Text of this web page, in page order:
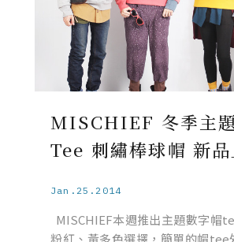
MISCHIEF 冬季主
Tee 刺繡棒球帽 新
Jan.25.2014
MISCHIEF本週推出主題數字帽
粉紅、黃多色選擇，簡單的帽tee